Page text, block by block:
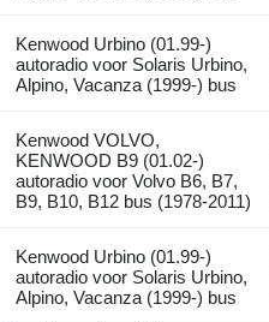
Kenwood Urbino (01.99-)
autoradio voor Solaris Urbino,
Alpino, Vacanza (1999-) bus
Kenwood VOLVO,
KENWOOD B9 (01.02-)
autoradio voor Volvo B6, B7,
B9, B10, B12 bus (1978-2011)
Kenwood Urbino (01.99-)
autoradio voor Solaris Urbino,
Alpino, Vacanza (1999-) bus